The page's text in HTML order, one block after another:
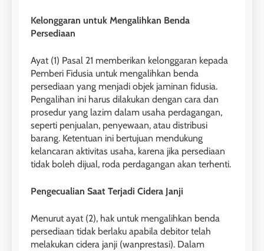
Kelonggaran untuk Mengalihkan Benda
Persediaan
Ayat (1) Pasal 21 memberikan kelonggaran kepada
Pemberi Fidusia untuk mengalihkan benda
persediaan yang menjadi objek jaminan fidusia.
Pengalihan ini harus dilakukan dengan cara dan
prosedur yang lazim dalam usaha perdagangan,
seperti penjualan, penyewaan, atau distribusi
barang. Ketentuan ini bertujuan mendukung
kelancaran aktivitas usaha, karena jika persediaan
tidak boleh dijual, roda perdagangan akan terhenti.
Pengecualian Saat Terjadi Cidera Janji
Menurut ayat (2), hak untuk mengalihkan benda
persediaan tidak berlaku apabila debitor telah
melakukan cidera janji (wanprestasi). Dalam